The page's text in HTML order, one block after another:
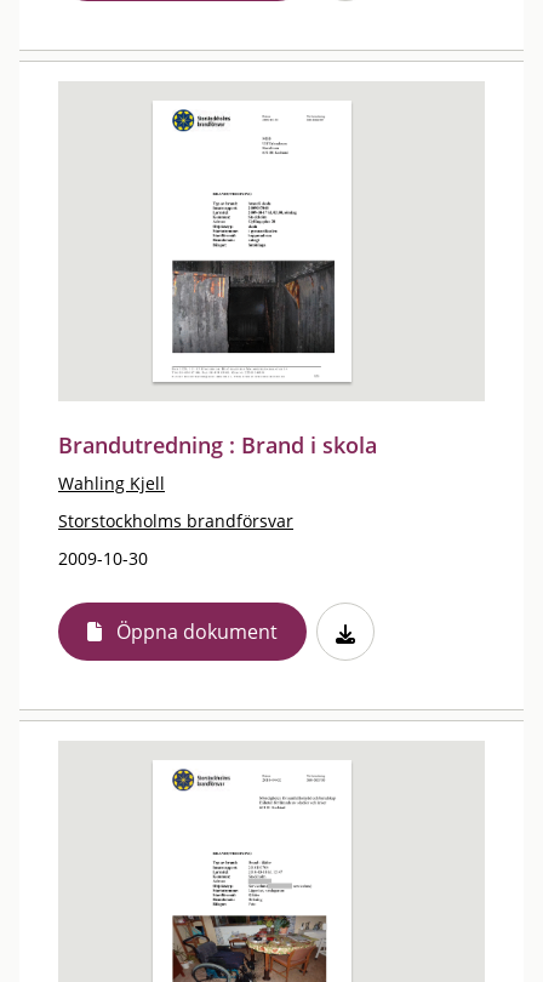
Brandutredning : Brand i skola
Wahling Kjell
Storstockholms brandförsvar
2009-10-30
Öppna dokument